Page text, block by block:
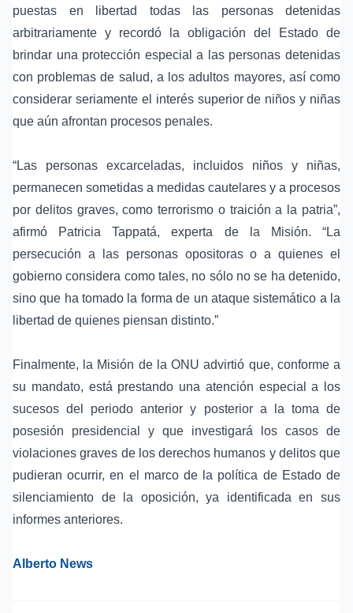
puestas en libertad todas las personas detenidas
arbitrariamente y recordó la obligación del Estado de
brindar una protección especial a las personas detenidas
con problemas de salud, a los adultos mayores, así como
considerar seriamente el interés superior de niños y niñas
que aún afrontan procesos penales.
“Las personas excarceladas, incluidos niños y niñas,
permanecen sometidas a medidas cautelares y a procesos
por delitos graves, como terrorismo o traición a la patria”,
afirmó Patricia Tappatá, experta de la Misión. “La
persecución a las personas opositoras o a quienes el
gobierno considera como tales, no sólo no se ha detenido,
sino que ha tomado la forma de un ataque sistemático a la
libertad de quienes piensan distinto.”
Finalmente, la Misión de la ONU advirtió que, conforme a
su mandato, está prestando una atención especial a los
sucesos del periodo anterior y posterior a la toma de
posesión presidencial y que investigará los casos de
violaciones graves de los derechos humanos y delitos que
pudieran ocurrir, en el marco de la política de Estado de
silenciamiento de la oposición, ya identificada en sus
informes anteriores.
Alberto News